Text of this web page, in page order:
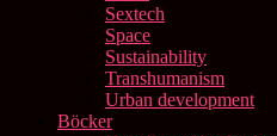
Sextech
Space
Sustainability
Transhumanism
Urban development
Böcker